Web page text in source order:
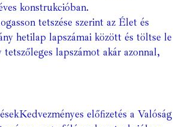
konstrukcióban.
tetszése szerint az Élet és
hetilap lapszámai között és töltse le
tetszőleges lapszámot akár azonnal,
Kedvezményes előfizetés a Valóság